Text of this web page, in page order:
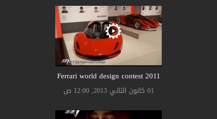
Ferrari world design contest 2011
01 كانون الثاني 2013, 12:00 ص